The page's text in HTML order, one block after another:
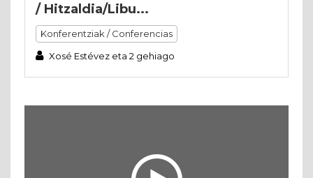
/ Hitzaldia/Libu...
Konferentziak / Conferencias
Xosé Estévez eta 2 gehiago